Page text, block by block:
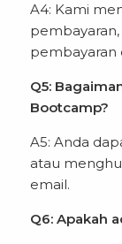
A4: Kami
pembayaran
Q5:
Bootcamp?
A5: Anda
atau
email.
Q6: Apakah